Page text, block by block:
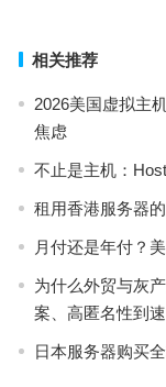
相关推荐
2026美国虚拟主
焦虑
不止是主机：
租用香港服务器
月付还是年付？
为什么外贸与灰
案、高匿名性到
日本服务器购买